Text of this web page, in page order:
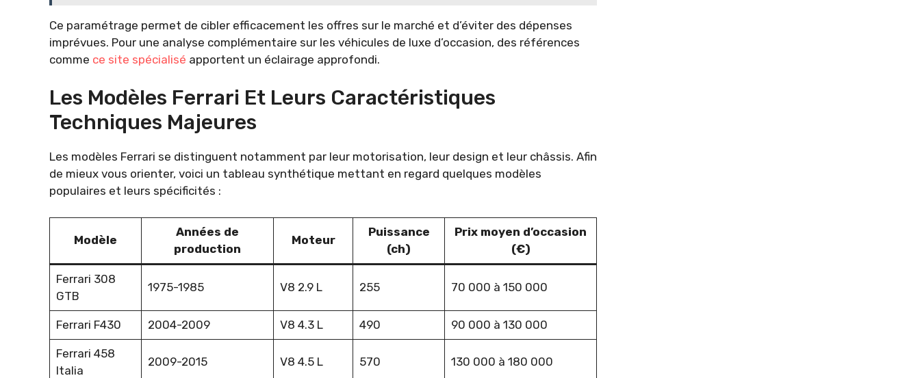
Ce paramétrage permet de cibler efficacement les offres sur le marché et d’éviter des dépenses
imprévues. Pour une analyse complémentaire sur les véhicules de luxe d’occasion, des références
comme ce site spécialisé apportent un éclairage approfondi.
Les Modèles Ferrari Et Leurs Caractéristiques
Techniques Majeures
Les modèles Ferrari se distinguent notamment par leur motorisation, leur design et leur châssis. Afin
de mieux vous orienter, voici un tableau synthétique mettant en regard quelques modèles
populaires et leurs spécificités :
Modèle
Années de
production
Moteur
Puissance
(ch)
Prix moyen d’occasion
(€)
Ferrari 308
GTB
1975-1985 V8 2.9 L 255 70 000 à 150 000
Ferrari F430 2004-2009 V8 4.3 L 490 90 000 à 130 000
Ferrari 458
Italia
2009-2015 V8 4.5 L 570 130 000 à 180 000